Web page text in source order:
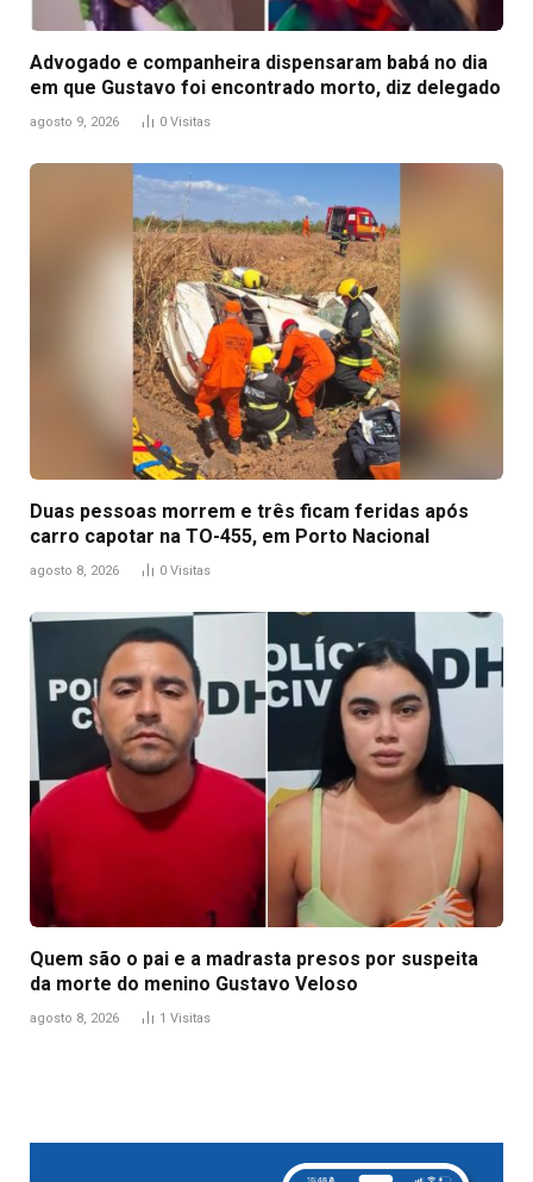
Advogado e companheira dispensaram babá no dia
em que Gustavo foi encontrado morto, diz delegado
agosto 9, 2026 0 Visitas
Duas pessoas morrem e três ficam feridas após
carro capotar na TO-455, em Porto Nacional
agosto 8, 2026 0 Visitas
Quem são o pai e a madrasta presos por suspeita
da morte do menino Gustavo Veloso
agosto 8, 2026 1 Visitas